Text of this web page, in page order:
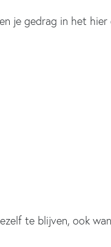
je gedrag in het hier
te blijven, ook